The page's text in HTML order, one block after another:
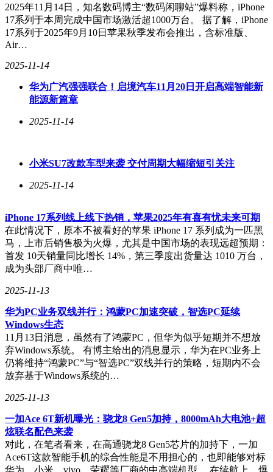
2025年11月14日，知名数码博主“数码闲聊站”爆料称，iPhone
17系列于本周完成中国市场激活超1000万台。 据了解，iPhone
17系列于2025年9月10日苹果秋季发布会推出，含标准版、
Air…
2025-11-14
华为广汽强强联合！启境汽车11月20日开启高端智能新
能源新篇章
2025-11-14
小米SU7改款车型来袭 交付周期大幅缩短引关注
2025-11-14
iPhone 17系列线上线下热销，苹果2025年有喜有忧未来可期
在此情况下，原本不被看好的苹果 iPhone 17 系列成为一匹黑
马，上市后销售极为火爆，尤其是中国市场的表现远超预期：
首发 10天销量同比增长 14%，第三季度出货量达 1010 万台，
成为头部厂商中唯…
2025-11-13
华为PC业务双线并行：鸿蒙PC加速突破，智选PC延续
Windows生态
11月13日消息，虽然有了鸿蒙PC，但华为似乎短期并不想放
弃Windows系统。 有博主给出的消息显示，华为在PC业务上
仍将维持“鸿蒙PC”与“智选PC”双线并行的策略，短期内不会
放弃基于Windows系统的…
2025-11-13
一加Ace 6T新机曝光：骁龙8 Gen5加持，8000mAh大电池+超
炫联名配色来袭
对此，在笔者看来，在高通骁龙8 Gen5芯片的加持下，一加
Ace6T这款智能手机的综合性能是不用担心的，也即能够对标
华为、小米、vivo、荣耀等厂商的中高端机型。 在续航上，爆